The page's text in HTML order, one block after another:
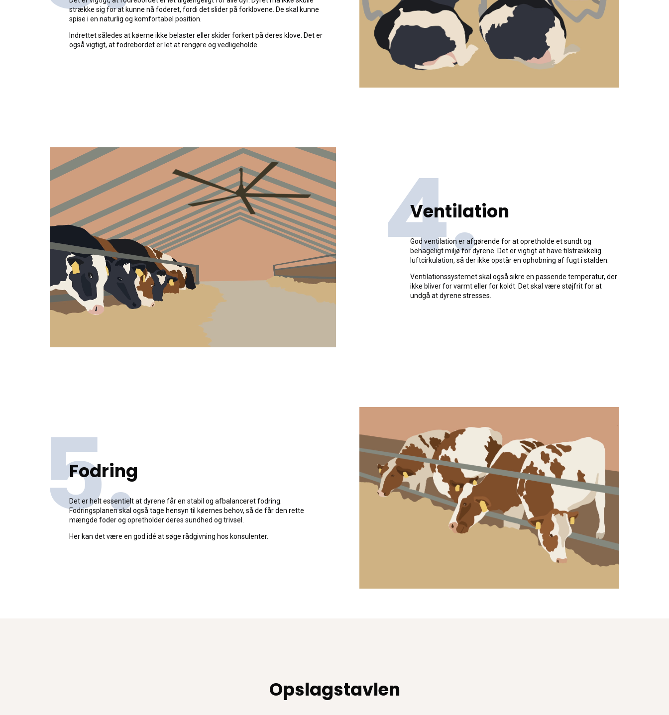
strække sig for at kunne nå foderet, fordi det slider på forklovene. De skal kunne
spise i en naturlig og komfortabel position.
Indrettet således at køerne ikke belaster eller skider forkert på deres klove. Det er
også vigtigt, at fodrebordet er let at rengøre og vedligeholde.
4.
Ventilation
God ventilation er afgørende for at opretholde et sundt og
behageligt miljø for dyrene. Det er vigtigt at have tilstrækkelig
luftcirkulation, så der ikke opstår en ophobning af fugt i stalden.
Ventilationssystemet skal også sikre en passende temperatur, der
ikke bliver for varmt eller for koldt. Det skal være støjfrit for at
undgå at dyrene stresses.
5.
Fodring
Det er helt essentielt at dyrene får en stabil og afbalanceret fodring.
Fodringsplanen skal også tage hensyn til køernes behov, så de får den rette
mængde foder og opretholder deres sundhed og trivsel.
Her kan det være en god idé at søge rådgivning hos konsulenter.
Opslagstavlen